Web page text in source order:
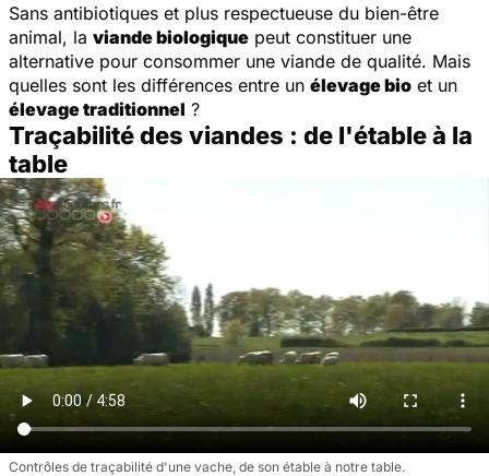
Sans antibiotiques et plus respectueuse du bien-être
animal, la viande biologique peut constituer une
alternative pour consommer une viande de qualité. Mais
quelles sont les différences entre un élevage bio et un
élevage traditionnel ?
Traçabilité des viandes : de l'étable à la
table
Contrôles de traçabilité d'une vache, de son étable à notre table.